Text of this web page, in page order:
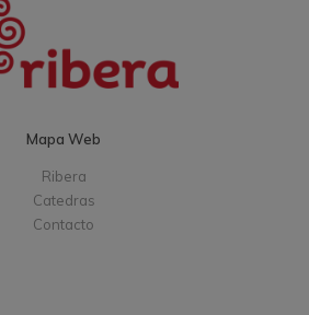
Mapa Web
Ribera
Catedras
Contacto